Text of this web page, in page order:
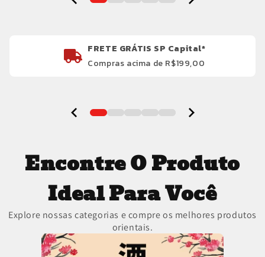
FRETE GRÁTIS SP Capital*
Compras acima de R$199,00
Encontre O Produto
Ideal Para Você
Explore nossas categorias e compre os melhores produtos
orientais.